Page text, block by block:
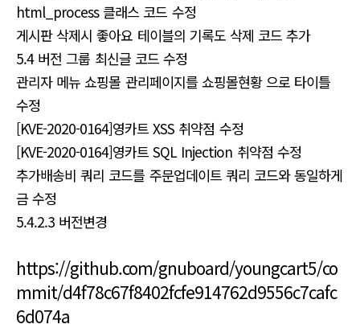
html_process 클래스 코드 수정
게시판 삭제시 좋아요 테이블의 기록도 삭제 코드 추가
5.4 버전 그룹 최신글 코드 수정
관리자 메뉴 쇼핑몰 관리페이지를 쇼핑몰현황 으로 타이틀
수정
[KVE-2020-0164]영카트 XSS 취약점 수정
[KVE-2020-0164]영카트 SQL Injection 취약점 수정
추가배송비 쿼리 코드를 주문업데이트 쿼리 코드와 동일하게
금 수정
5.4.2.3 버전변경
https://github.com/gnuboard/youngcart5/co
mmit/d4f78c67f8402fcfe914762d9556c7cafc
6d074a